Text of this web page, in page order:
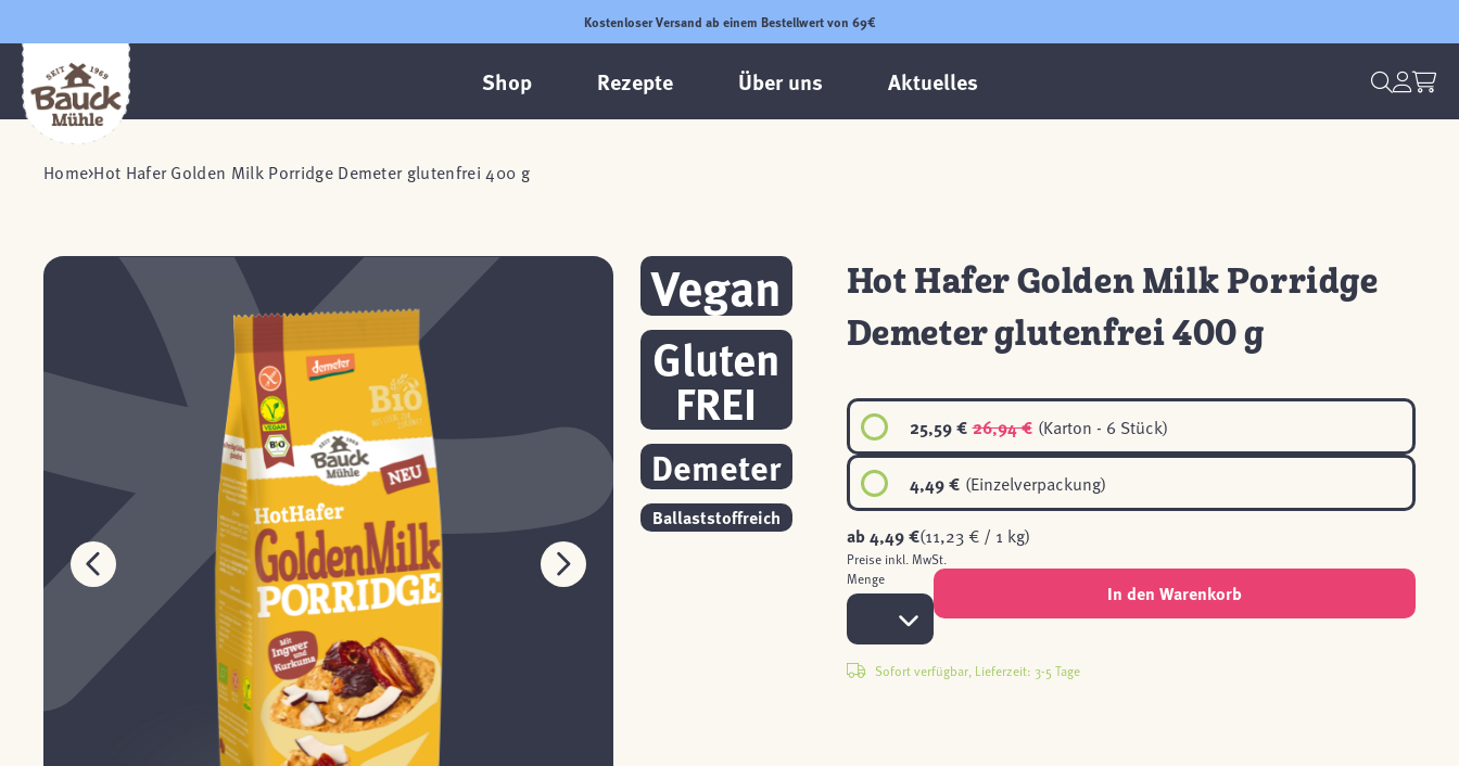
Kostenloser Versand ab einem Bestellwert von 69€
Shop Rezepte Über uns Aktuelles
Home Hot Hafer Golden Milk Porridge Demeter glutenfrei 400 g
Vegan
Gluten
FREI
Demeter
Ballaststoffreich
Hot Hafer Golden Milk Porridge
Demeter glutenfrei 400 g
25,59 € 26,94 € (Karton - 6 Stück)
4,49 € (Einzelverpackung)
ab4,49 €(11,23 € / 1 kg)
Preise inkl. MwSt.
Menge
In den Warenkorb
Sofort verfügbar, Lieferzeit: 3-5 Tage